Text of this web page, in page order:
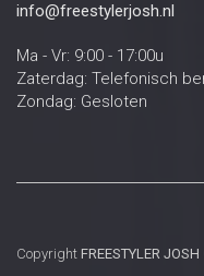
info@freestylerjosh.nl
Ma - Vr: 9:00 - 17:00u
Zaterdag: Telefonisch
Zondag: Gesloten
Copyright FREESTYLER JOSH